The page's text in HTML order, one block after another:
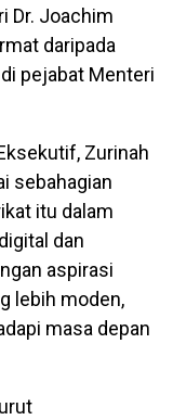
Dr. Joachim
daripada
pejabat Menteri
Zurinah
sebahagian
itu dalam
dan
aspirasi
lebih moden,
masa depan